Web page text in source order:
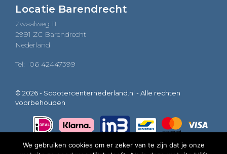
Locatie Barendrecht
Zwaalweg 11
2991 ZC Barendrecht
Nederland
Tel: 06 42447399
© 2026 - Scootercenternederland.nl - Alle rechten
voorbehouden
We gebruiken cookies om er zeker van te zijn dat je onze